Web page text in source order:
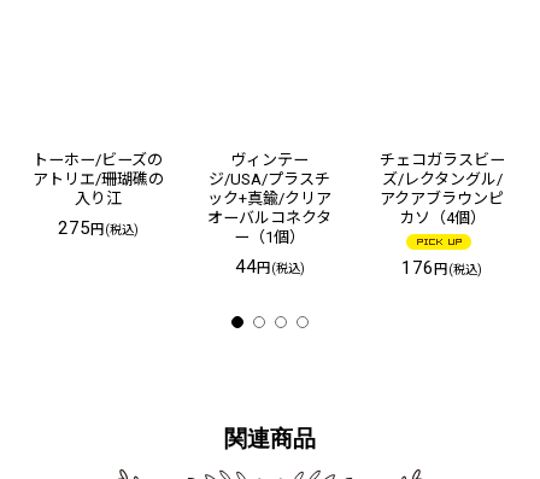
トーホー/ビーズの
アトリエ/珊瑚礁の
入り江
275円(税込)
ヴィンテー
ジ/USA/プラスチ
ック+真鍮/クリア
オーバルコネクタ
ー（1個）
44円(税込)
チェコガラスビー
ズ/レクタングル/
アクアブラウンピ
カソ（4個）
176円(税込)
関連商品